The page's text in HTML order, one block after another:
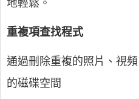
地輕鬆。
重複項查找程式
通過刪除重複的照片、視
的磁碟空間